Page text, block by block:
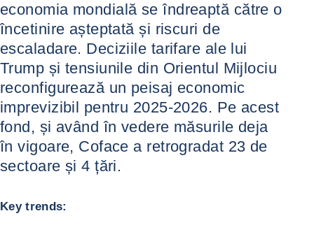
economia mondială se îndreaptă către o
încetinire așteptată și riscuri de
escaladare. Deciziile tarifare ale lui
Trump și tensiunile din Orientul Mijlociu
reconfigurează un peisaj economic
imprevizibil pentru 2025-2026. Pe acest
fond, și având în vedere măsurile deja
în vigoare, Coface a retrogradat 23 de
sectoare și 4 țări.
Key trends: